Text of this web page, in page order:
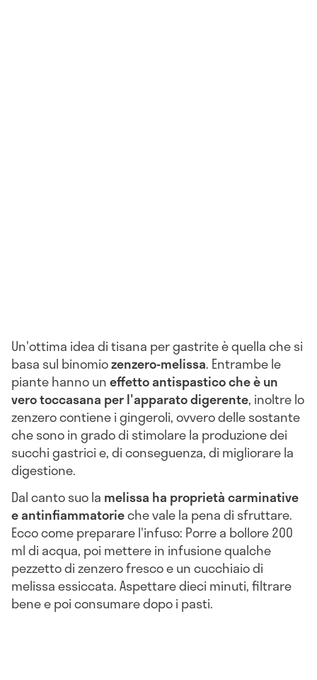
Un'ottima idea di tisana per gastrite è quella che si
basa sul binomiozenzero-melissa. Entrambe le
piante hanno uneffetto antispastico che è un
vero toccasana per l'apparato digerente, inoltre lo
zenzero contiene i gingeroli, ovvero delle sostante
che sono in grado di stimolare la produzione dei
succhi gastrici e, di conseguenza, di migliorare la
digestione.
Dal canto suo la melissa ha proprietà carminative
e antinfiammatorieche vale la pena di sfruttare.
Ecco come preparare l'infuso: Porre a bollore 200
ml di acqua, poi mettere in infusione qualche
pezzetto di zenzero fresco e un cucchiaio di
melissa essiccata. Aspettare dieci minuti, filtrare
bene e poi consumare dopo i pasti.